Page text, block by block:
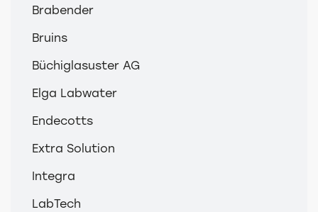
Brabender
Bruins
Büchiglasuster AG
Elga Labwater
Endecotts
Extra Solution
Integra
LabTech